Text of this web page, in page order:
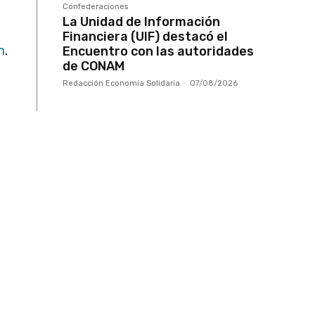
.
Confederaciones
La Unidad de Información
Financiera (UIF) destacó el
Encuentro con las autoridades
de CONAM
Redacción Economía Solidaria - 07/08/2026